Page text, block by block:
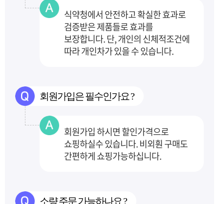
식약청에서 안전하고 확실한 효과로
검증받은 제품들로 효과를
보장합니다.단, 개인의 신체적조건에
따라 개인차가 있을 수 있습니다.
회원가입은 필수인가요 ?
회원가입 하시면 할인가격으로
쇼핑하실수 있습니다. 비외훤 구매도
간편하게 쇼핑가능하십니다.
소량 주문 가능하나요 ?